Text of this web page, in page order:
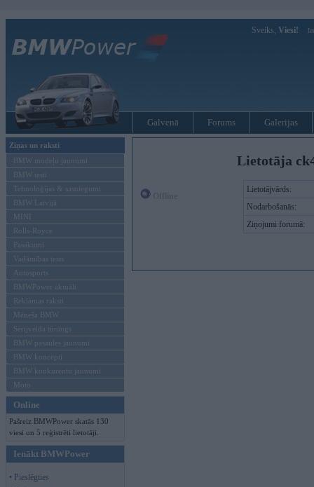
Sveiks, Viesi!
Galvenā Forums Galerijas
Ziņas un raksti
BMW modeļu jaunumi
BMW testi
Tehnoloģijas & sasniegumi
BMW Latvijā
MINI
Rolls-Royce
Pasākumi
Vadāmības tests
Autosports
BMWPower aktuāli
Reklāmas raksti
Mēneša BMW
Sērijveida tūnings
BMW pasaules jaunumi
BMW koncepti
BMW konkurentu jaunumi
Moto
Online
Pašreiz BMWPower skatās 130
viesi un 5 reģistrēti lietotāji.
Ienākt BMWPower
• Pieslēgties
Lietotāja
Lietotājvārds:
Nodarbošanās:
Ziņojumi forumā: